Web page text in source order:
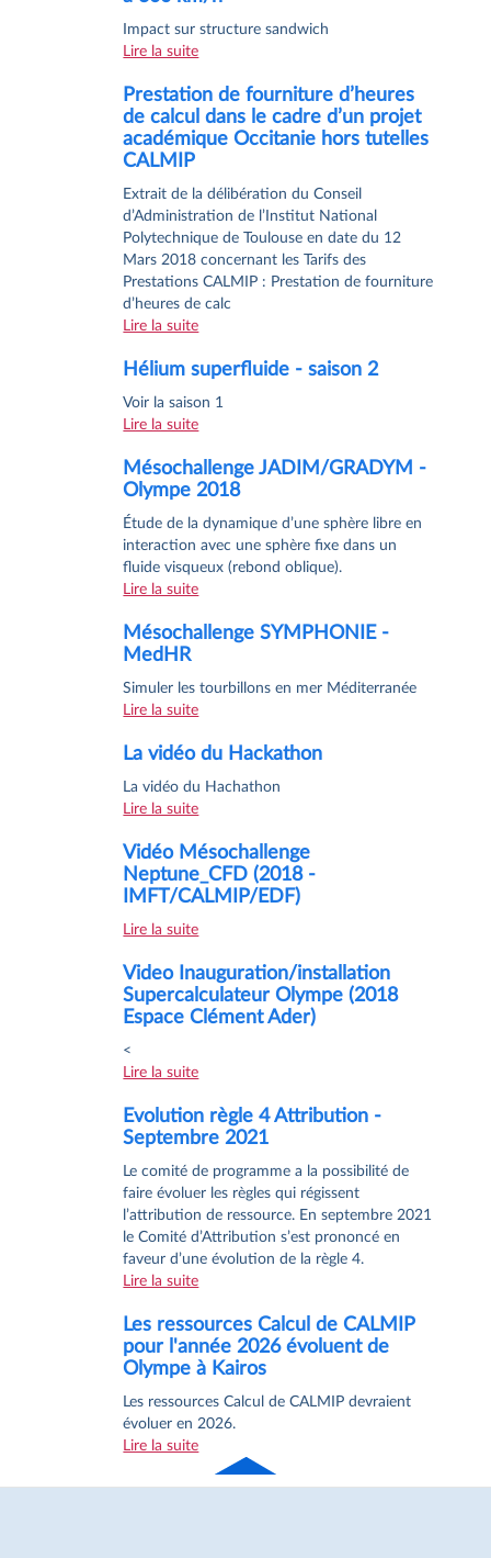
Impact sur structure sandwich
Lire la suite
Prestation de fourniture d’heures
de calcul dans le cadre d’un projet
académique Occitanie hors tutelles
CALMIP
Extrait de la délibération du Conseil
d’Administration de l’Institut National
Polytechnique de Toulouse en date du 12
Mars 2018 concernant les Tarifs des
Prestations CALMIP : Prestation de fourniture
d’heures de calc
Lire la suite
Hélium superfluide - saison 2
Voir la saison 1
Lire la suite
Mésochallenge JADIM/GRADYM -
Olympe 2018
Étude de la dynamique d’une sphère libre en
interaction avec une sphère fixe dans un
fluide visqueux (rebond oblique).
Lire la suite
Mésochallenge SYMPHONIE -
MedHR
Simuler les tourbillons en mer Méditerranée
Lire la suite
La vidéo du Hackathon
La vidéo du Hachathon
Lire la suite
Vidéo Mésochallenge
Neptune_CFD (2018 -
IMFT/CALMIP/EDF)
Lire la suite
Video Inauguration/installation
Supercalculateur Olympe (2018
Espace Clément Ader)
<
Lire la suite
Evolution règle 4 Attribution -
Septembre 2021
Le comité de programme a la possibilité de
faire évoluer les règles qui régissent
l’attribution de ressource. En septembre 2021
le Comité d’Attribution s’est prononcé en
faveur d’une évolution de la règle 4.
Lire la suite
Les ressources Calcul de CALMIP
pour l'année 2026 évoluent de
Olympe à Kairos
Les ressources Calcul de CALMIP devraient
évoluer en 2026.
Lire la suite
de page